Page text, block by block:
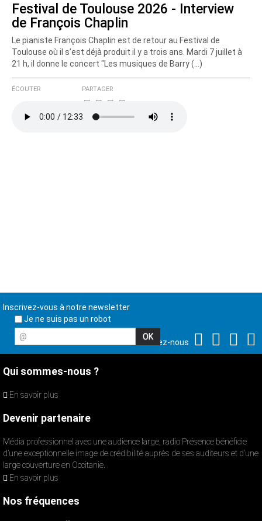
Festival de Toulouse 2026 - Interview
de François Chaplin
Le pianiste François Chaplin est de retour au Festival de
Toulouse où il s’est déjà produit il y a trois ans. Mardi 7 juillet à
21 h, il donne le concert "Les musiques de Barry (…)
ÉCOUTER PARTAGER
Inscrivez-vous à notre newsletter
Je ne suis pas un robot
@
Suivez-nous
Qui sommes-nous ?
En savoir plus
Devenir partenaire
Média professionnel avec une audience large, radio Présence bénéficie
d’une exceptionnelle image de crédibilité auprès de ses auditeurs et d’une
large couverture en Occitanie.
En savoir plus
Nos fréquences